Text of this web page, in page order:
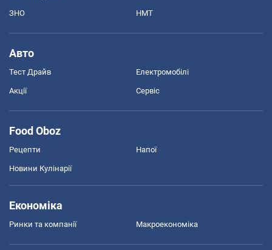
ЗНО НМТ
Авто
Тест Драйв Електромобілі
Акції Сервіс
Food Oboz
Рецепти Напої
Новини Кулінарії
Економіка
Ринки та компанії Макроекономіка